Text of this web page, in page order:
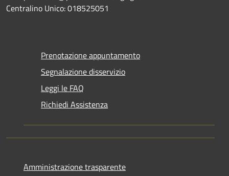
Centralino Unico: 018525051
Prenotazione appuntamento
Segnalazione disservizio
Leggi le FAQ
Richiedi Assistenza
Amministrazione trasparente